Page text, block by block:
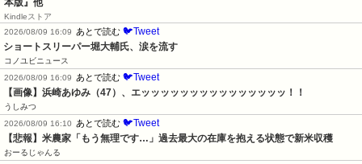
本版』他
Kindleストア
2026/08/09 16:09 あとで読む 🐦Tweet
ショートスリーパー堀大輔氏、涙を流す
コノユビニュース
2026/08/09 16:09 あとで読む 🐦Tweet
【画像】浜崎あゆみ（47）、エッッッッッッッッッッッッッッッ！！
うしみつ
2026/08/09 16:10 あとで読む 🐦Tweet
【悲報】米農家「もう無理です…」過去最大の在庫を抱える状態で新米収穫
おーるじゃんる